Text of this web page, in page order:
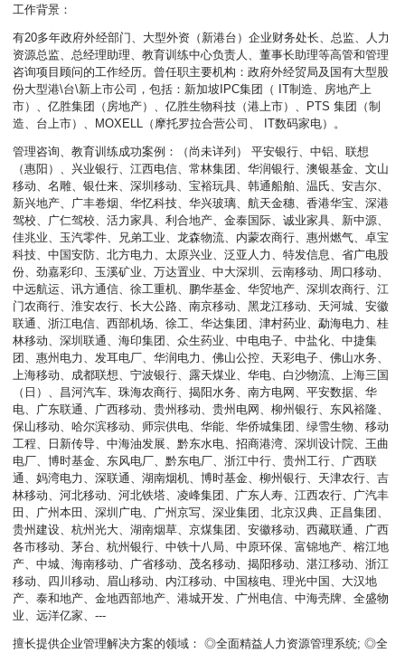
工作背景：
有20多年政府外经部门、大型外资（新港台）企业财务处长、总监、人力
资源总监、总经理助理、教育训练中心负责人、董事长助理等高管和管理
咨询项目顾问的工作经历。曾任职主要机构：政府外经贸局及国有大型股
份大型港\台\新上市公司，包括：新加坡IPC集团（ IT制造、房地产上
市）、亿胜集团（房地产）、亿胜生物科技（港上市）、PTS 集团（制
造、台上市）、MOXELL（摩托罗拉合营公司、 IT数码家电）。
管理咨询、教育训练成功案例：（尚未详列） 平安银行、中铝、联想
（惠阳）、兴业银行、江西电信、常林集团、华润银行、澳银基金、文山
移动、名雕、银仕来、深圳移动、宝裕玩具、韩通船舶、温氏、安吉尔、
新兴地产、广丰卷烟、华忆科技、华兴玻璃、航天金穗、香港华宝、深港
驾校、广仁驾校、活力家具、利合地产、金泰国际、诚业家具、新中源、
佳兆业、玉汽零件、兄弟工业、龙森物流、内蒙农商行、惠州燃气、卓宝
科技、中国安防、北方电力、太原兴业、泛亚人力、特发信息、省广电股
份、劲嘉彩印、玉溪矿业、万达置业、中大深圳、云南移动、周口移动、
中远航运、讯方通信、徐工重机、鹏华基金、华贸地产、深圳农商行、江
门农商行、淮安农行、长大公路、南京移动、黑龙江移动、天河城、安徽
联通、浙江电信、西部机场、徐工、华达集团、津村药业、勐海电力、桂
林移动、深圳联通、海印集团、众生药业、中电电子、中盐化、中捷集
团、惠州电力、发耳电厂、华润电力、佛山公控、天彩电子、佛山水务、
上海移动、成都联想、宁波银行、露天煤业、华电、白沙物流、上海三国
（日）、昌河汽车、珠海农商行、揭阳水务、南方电网、平安数据、华
电、广东联通、广西移动、贵州移动、贵州电网、柳州银行、东风裕隆、
保山移动、哈尔滨移动、师宗供电、华能、华侨城集团、绿雪生物、移动
工程、日新传导、中海油发展、黔东水电、招商港湾、深圳设计院、王曲
电厂、博时基金、东风电厂、黔东电厂、浙江中行、贵州工行、广西联
通、妈湾电力、深联通、湖南烟机、博时基金、柳州银行、天津农行、吉
林移动、河北移动、河北铁塔、凌峰集团、广东人寿、江西农行、广汽丰
田、广州本田、深圳广电、广州京写、深业集团、北京汉典、正昌集团、
贵州建设、杭州光大、湖南烟草、京煤集团、安徽移动、西藏联通、广西
各市移动、茅台、杭州银行、中铁十八局、中原环保、富锦地产、榕江地
产、中城、海南移动、广省移动、茂名移动、揭阳移动、湛江移动、浙江
移动、四川移动、眉山移动、内江移动、中国核电、理光中国、大汉地
产、泰和地产、金地西部地产、港城开发、广州电信、中海壳牌、全盛物
业、远洋亿家、---
擅长提供企业管理解决方案的领域： ◎全面精益人力资源管理系统; ◎全